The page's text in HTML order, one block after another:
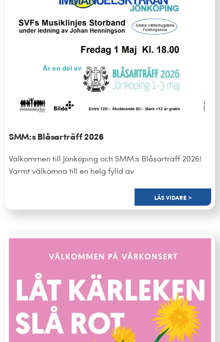
SMM:s Blåsarträff 2026
Välkommen till Jönköping och SMM:s Blåsarträff 2026!
Varmt välkomna till en helg fylld av
LÄS VIDARE >